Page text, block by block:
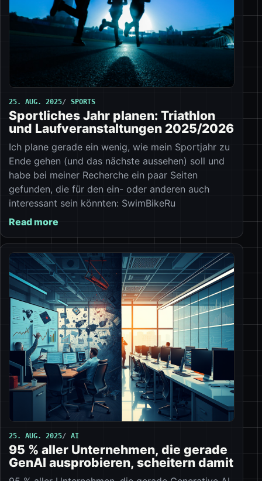
25. AUG. 2025 SPORTS
Sportliches Jahr planen: Triathlon
und Laufveranstaltungen 2025/2026
Ich plane gerade ein wenig, wie mein Sportjahr zu
Ende gehen (und das nächste aussehen) soll und
habe bei meiner Recherche ein paar Seiten
gefunden, die für den ein- oder anderen auch
interessant sein könnten: SwimBikeRu
Read more
25. AUG. 2025 AI
95 % aller Unternehmen, die gerade
GenAI ausprobieren, scheitern damit